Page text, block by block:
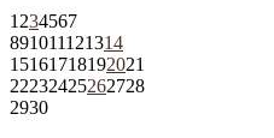
1 234567
891011121314
15161718192021
22232425262728
2930